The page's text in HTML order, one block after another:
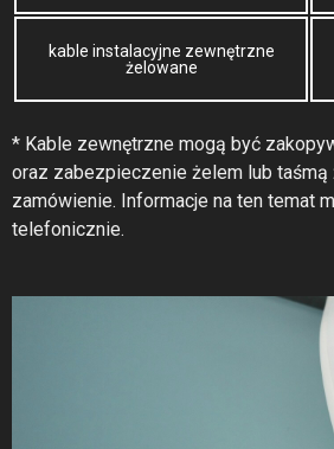
kable instalacyjne zewnętrzne
żelowane
* Kable zewnętrzne mogą być
oraz zabezpieczenie żelem lub
zamówienie. Informacje na ten temat
telefonicznie.